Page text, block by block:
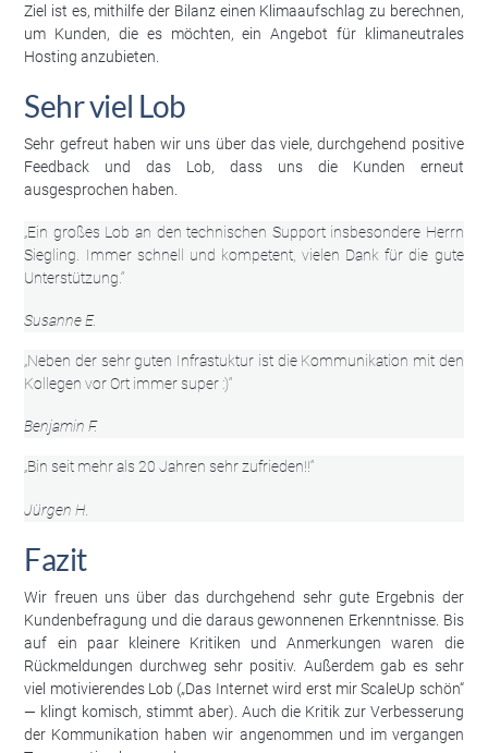
Ziel ist es, mithilfe der Bilanz einen Klimaaufschlag zu berechnen,
um Kunden, die es möchten, ein Angebot für klimaneutrales
Hosting anzubieten.
Sehr viel Lob
Sehr gefreut haben wir uns über das viele, durchgehend positive
Feedback und das Lob, dass uns die Kunden erneut
ausgesprochen haben.
„Ein großes Lob an den technischen Support insbesondere Herrn
Siegling. Immer schnell und kompetent, vielen Dank für die gute
Unterstützung.“
Susanne E.
„Neben der sehr guten Infrastuktur ist die Kommunikation mit den
Kollegen vor Ort immer super :)“
Benjamin F.
„Bin seit mehr als 20 Jahren sehr zufrieden!!“
Jürgen H.
Fazit
Wir freuen uns über das durchgehend sehr gute Ergebnis der
Kundenbefragung und die daraus gewonnenen Erkenntnisse. Bis
auf ein paar kleinere Kritiken und Anmerkungen waren die
Rückmeldungen durchweg sehr positiv. Außerdem gab es sehr
viel motivierendes Lob („Das Internet wird erst mir ScaleUp schön“
— klingt komisch, stimmt aber). Auch die Kritik zur Verbesserung
der Kommunikation haben wir angenommen und im vergangen